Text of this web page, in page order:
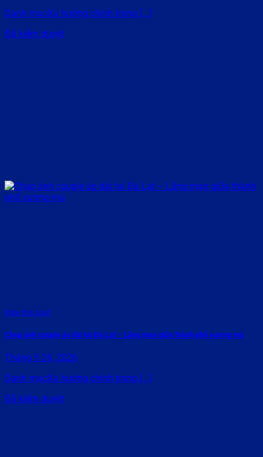
Danh mụcXu hướng chính trong [...]
Đã kiểm duyệt
Rate this post
Chụp ảnh couple áo dài tại Đà Lạt – Lãng mạn giữa thành phố sương mù
Tháng 5 26, 2026
Danh mụcXu hướng chính trong [...]
Đã kiểm duyệt